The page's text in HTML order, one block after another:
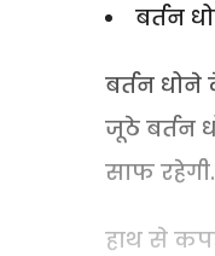
बर्तन
बर्तन धोने
जूठे बर्तन
साफ रहेगी.
हाथ से